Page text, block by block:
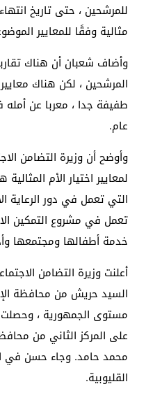
مثالية وفقًا للمعايير
وأضاف شعبان أن هناك
المرشحين ، لكن هناك
طفيفة جدا ، معربا عن
عام.
وأوضح أن وزيرة التضامن
لمعايير اختيار الأم
التي تعمل في دور الرعاية
تعمل في مشروع التمكين
خدمة أطفالها ومجتمعها
أعلنت وزيرة التضامن
السيد حريش من محافظة
مستوى الجمهورية ، وحصلت
على المركز الثاني من
محمد حامد. وجاء حسن في
القليوبية.